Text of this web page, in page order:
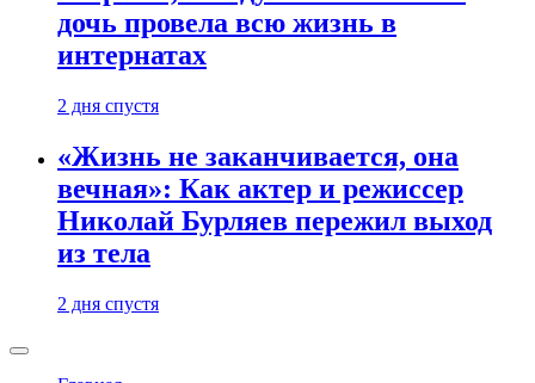
дочь провела всю жизнь в
интернатах
2 дня спустя
«Жизнь не заканчивается, она
вечная»: Как актер и режиссер
Николай Бурляев пережил выход
из тела
2 дня спустя